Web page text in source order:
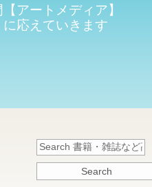
アートメディア】
応えていきます